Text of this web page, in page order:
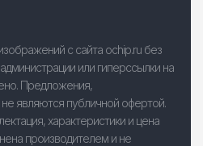
с сайта ochip.ru без
или гиперссылки на
Предложения,
являются публичной офертой.
характеристики и цена
производителем и не